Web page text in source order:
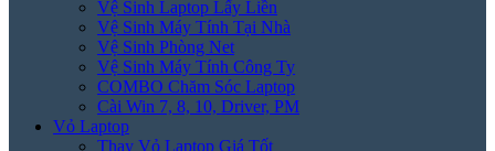
Vệ Sinh Laptop Lấy Liền
Vệ Sinh Máy Tính Tại Nhà
Vệ Sinh Phòng Net
Vệ Sinh Máy Tính Công Ty
COMBO Chăm Sóc Laptop
Cài Win 7, 8, 10, Driver, PM
Vỏ Laptop
Thay Vỏ Laptop Giá Tốt